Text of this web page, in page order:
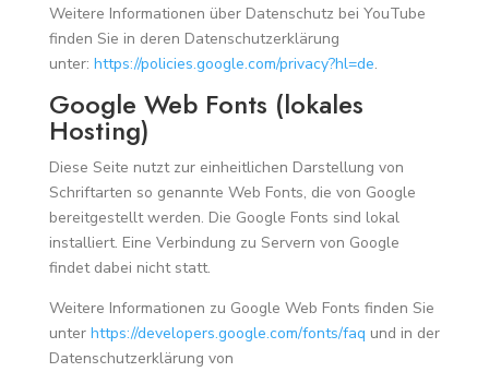
Weitere Informationen über Datenschutz bei YouTube
finden Sie in deren Datenschutzerklärung
unter: https://policies.google.com/privacy?hl=de.
Google Web Fonts (lokales
Hosting)
Diese Seite nutzt zur einheitlichen Darstellung von
Schriftarten so genannte Web Fonts, die von Google
bereitgestellt werden. Die Google Fonts sind lokal
installiert. Eine Verbindung zu Servern von Google
findet dabei nicht statt.
Weitere Informationen zu Google Web Fonts finden Sie
unter https://developers.google.com/fonts/faq und in der
Datenschutzerklärung von